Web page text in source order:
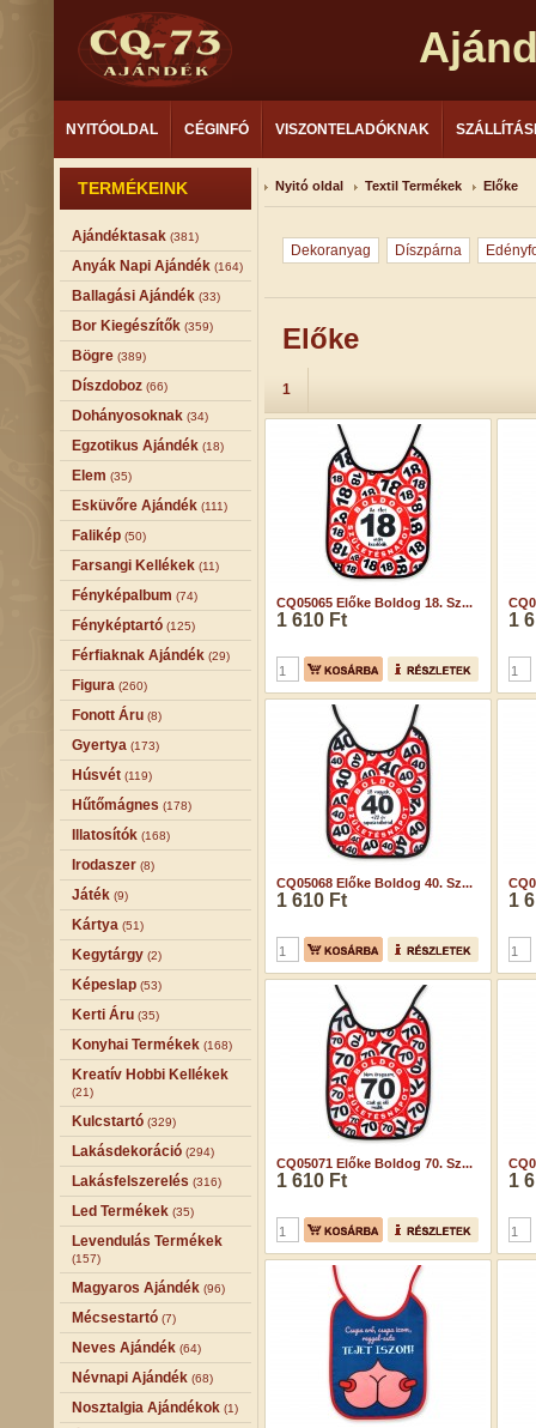
NYITÓOLDAL CÉGINFÓ VISZONTELADÓKNAK
TERMÉKEINK
Ajándéktasak (381)
Anyák Napi Ajándék (164)
Ballagási Ajándék (33)
Bor Kiegészítők (359)
Bögre (389)
Díszdoboz (66)
Dohányosoknak (34)
Egzotikus Ajándék (18)
Elem (35)
Esküvőre Ajándék (111)
Falikép (50)
Farsangi Kellékek (11)
Fényképalbum (74)
Fényképtartó (125)
Férfiaknak Ajándék (29)
Figura (260)
Fonott Áru (8)
Gyertya (173)
Húsvét (119)
Hűtőmágnes (178)
Illatosítók (168)
Irodaszer (8)
Játék (9)
Kártya (51)
Kegytárgy (2)
Képeslap (53)
Kerti Áru (35)
Konyhai Termékek (168)
Kreatív Hobbi Kellékek
(21)
Kulcstartó (329)
Lakásdekoráció (294)
Lakásfelszerelés (316)
Led Termékek (35)
Levendulás Termékek
(157)
Magyaros Ajándék (96)
Mécsestartó (7)
Neves Ajándék (64)
Névnapi Ajándék (68)
Nosztalgia Ajándékok (1)
Nyitó oldal Textil Termékek Előke
Dekoranyag Díszpárna
Előke
1
CQ05065 Előke Boldog 18. Sz...
1 610 Ft 1
CQ05068 Előke Boldog 40. Sz...
1 610 Ft 1
CQ05071 Előke Boldog 70. Sz...
1 610 Ft 1